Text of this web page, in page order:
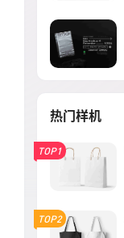
热门样机
TOP1
TOP2